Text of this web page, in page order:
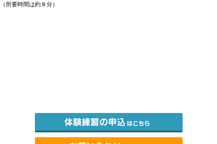
（所要時間は約８分）